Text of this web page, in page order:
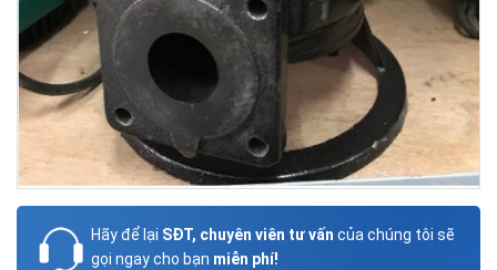
Hãy để lại SĐT, chuyên viên tư vấn của chúng tôi sẽ
gọi ngay cho bạn miễn phí!